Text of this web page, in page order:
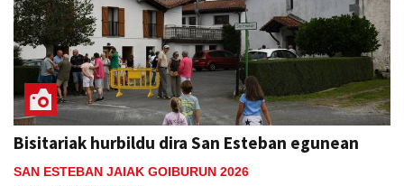
Bisitariak hurbildu dira San Esteban egunean
SAN ESTEBAN JAIAK GOIBURUN 2026